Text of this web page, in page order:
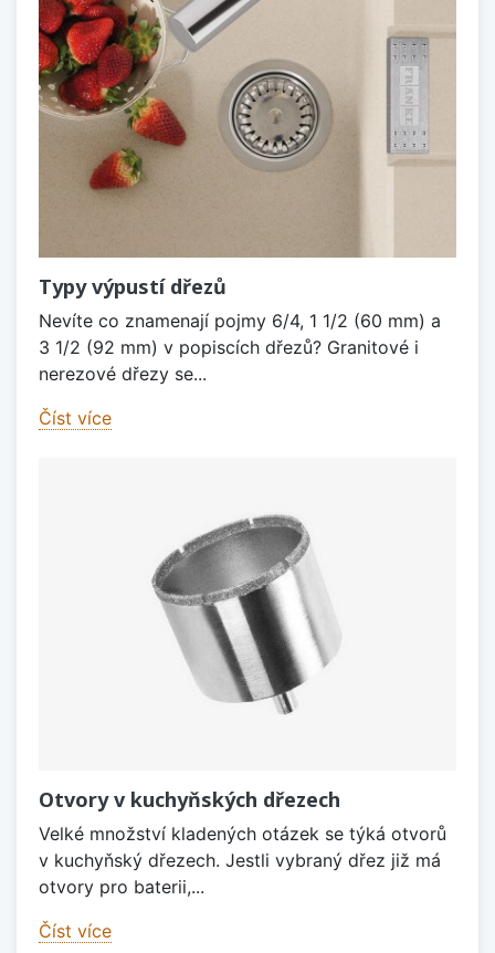
Typy výpustí dřezů
Nevíte co znamenají pojmy 6/4, 1 1/2 (60 mm) a
3 1/2 (92 mm) v popiscích dřezů? Granitové i
nerezové dřezy se...
Číst více
Otvory v kuchyňských dřezech
Velké množství kladených otázek se týká otvorů
v kuchyňský dřezech. Jestli vybraný dřez již má
otvory pro baterii,...
Číst více